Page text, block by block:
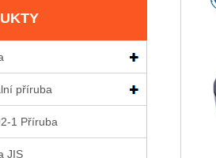
příruba
1 Příruba
JIS